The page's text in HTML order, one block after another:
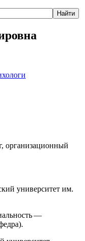
Найти
организационный
университет им.
—